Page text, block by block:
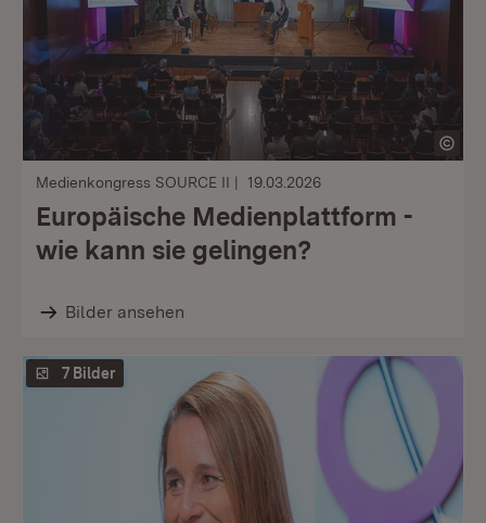
Medienkongress SOURCE II 19.03.2026
Europäische Medienplattform -
wie kann sie gelingen?
Bilder ansehen
7 Bilder